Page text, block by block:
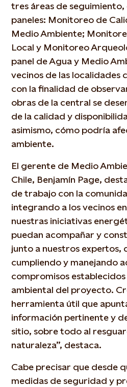
tres áreas de
paneles: Monitoreo de
Medio Ambiente;
Local y Monitoreo
panel de Agua y Medio
vecinos de las localidades
con la finalidad de
obras de la central se
de la calidad y
asimismo, cómo podría
ambiente.
El gerente de Medio
Chile, Benjamín Page,
de trabajo con la
integrando a los vecinos
nuestras iniciativas
puedan acompañar y
junto a nuestros expertos,
cumpliendo y manejando
compromisos establecidos
ambiental del proyecto.
herramienta útil que
información pertinente y
sitio, sobre todo al
naturaleza”, destaca.
Cabe precisar que desde
medidas de seguridad y